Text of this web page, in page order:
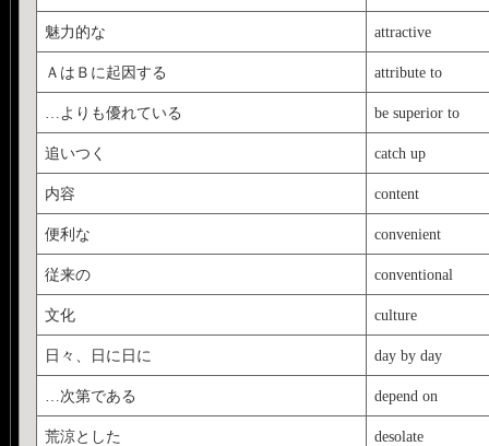
魅力的な attractive
ＡはＢに起因する attribute to
…よりも優れている be superior to
追いつく catch up
内容 content
便利な convenient
従来の conventional
文化 culture
日々、日に日に day by day
…次第である depend on
荒涼とした desolate